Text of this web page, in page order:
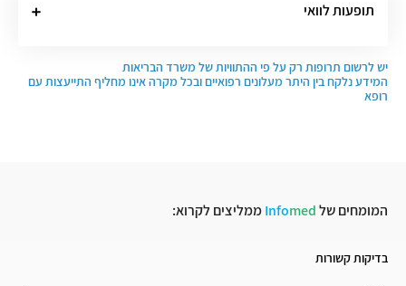
תופעות לוואי
יש לרשום תרופות רק על פי ההתוויות של משרד הבריאות
המידע נלקח בין היתר מעלונים רפואיים ובכל מקרה אינו מחליף התייעצות עם
רופא
המומחים של Infomed ממליצים לקרוא:
בדיקות קשורות